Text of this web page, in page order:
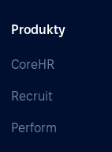
Produkty
CoreHR
Recruit
Perform